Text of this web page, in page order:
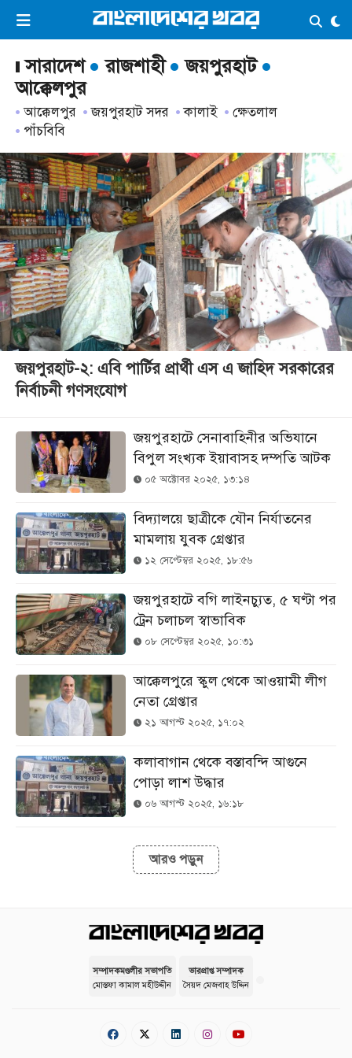
ভিডিও ই-পেপার লগইন ×
প্রচ্ছদ
সর্বশেষ
সব বিভাগ
আর্কাইভ
কনভার্টার
সারাদেশ রাজশাহী
জয়পুরহাট
আক্কেলপুর
আক্কেলপুর জয়পুরহাট সদর কালাই
ক্ষেতলাল
পাঁচবিবি
জয়পুরহাট-২: এবি পার্টির প্রার্থী এস এ জাহিদ সরকারের
নির্বাচনী গণসংযোগ
জয়পুরহাটে সেনাবাহিনীর অভিযানে
বিপুল সংখ্যক ইয়াবাসহ দম্পতি আটক
০৫ অক্টোবর ২০২৫, ১৩:১৪
বিদ্যালয়ে ছাত্রীকে যৌন নির্যাতনের
মামলায় যুবক গ্রেপ্তার
১২ সেপ্টেম্বর ২০২৫, ১৮:৫৬
জয়পুরহাটে বগি লাইনচ্যুত, ৫ ঘণ্টা পর
ট্রেন চলাচল স্বাভাবিক
০৮ সেপ্টেম্বর ২০২৫, ১০:৩১
আক্কেলপুরে স্কুল থেকে আওয়ামী লীগ
নেতা গ্রেপ্তার
২১ আগস্ট ২০২৫, ১৭:০২
কলাবাগান থেকে বস্তাবন্দি আগুনে
পোড়া লাশ উদ্ধার
০৬ আগস্ট ২০২৫, ১৬:১৮
আরও পড়ুন
সম্পাদকমণ্ডলীর সভাপতি
মোস্তফা কামাল মহীউদ্দীন
ভারপ্রাপ্ত সম্পাদক
সৈয়দ মেজবাহ উদ্দিন